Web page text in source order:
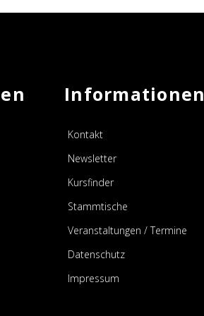
Informationen
Kontakt
Newsletter
Kursfinder
Stammtische
Veranstaltungen / Termine
Datenschutz
Impressum